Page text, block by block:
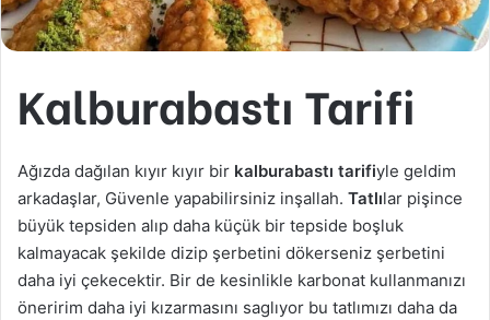
Kalburabastı Tarifi
Ağızda dağılan kıyır kıyır bir kalburabastı tarifiyle geldim
arkadaşlar, Güvenle yapabilirsiniz inşallah. Tatlılar pişince
büyük tepsiden alıp daha küçük bir tepside boşluk
kalmayacak şekilde dizip şerbetini dökerseniz şerbetini
daha iyi çekecektir. Bir de kesinlikle karbonat kullanmanızı
öneririm daha iyi kızarmasını saglıyor bu tatlımızı daha da